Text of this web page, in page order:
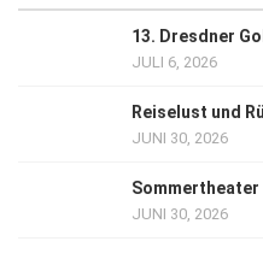
13. Dresdner
JULI 6, 2026
Reiselust und
JUNI 30, 2026
Sommertheater
JUNI 30, 2026